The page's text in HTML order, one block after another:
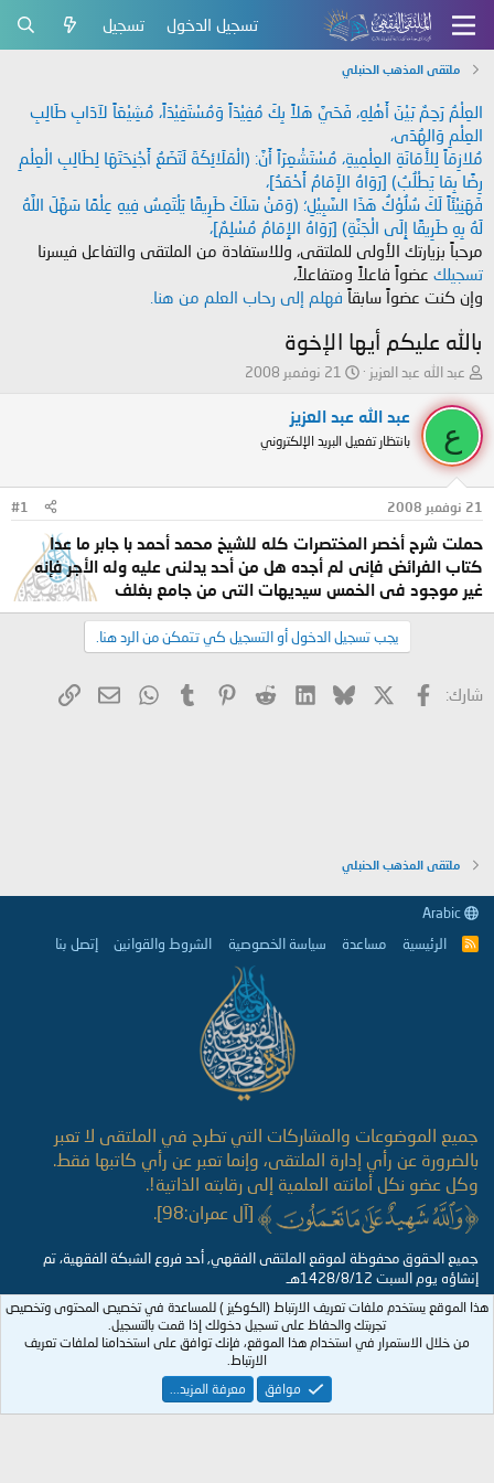
تسجيل الدخول تسجيل
ملتقى المذهب الحنبلي
العِلْمُ رَحِمٌ بَيْنَ أَهْلِهِ، فَحَيَّ هَلاً بِكَ مُفِيْدَاً وَمُسْتَفِيْدَاً، مُشِيْعَاً لآدَابِ طَالِبِ
العِلْمِ وَالهُدَى،
مُلازِمَاً لِلأَمَانَةِ العِلْمِيةِ، مُسْتَشْعِرَاً أَنَّ: (الْمَلَائِكَةَ لَتَضَعُ أَجْنِحَتَهَا لِطَالِبِ الْعِلْمِ
رِضًا بِمَا يَطْلُبُ) [رَوَاهُ الإَمَامُ أَحْمَدُ]،
فَهَنِيْئَاً لَكَ سُلُوْكُ هَذَا السَّبِيْلِ؛ (وَمَنْ سَلَكَ طَرِيقًا يَلْتَمِسُ فِيهِ عِلْمًا سَهَّلَ اللَّهُ
لَهُ بِهِ طَرِيقًا إِلَى الْجَنَّةِ) [رَوَاهُ الإِمَامُ مُسْلِمٌ]،
مرحباً بزيارتك الأولى للملتقى، وللاستفادة من الملتقى والتفاعل فيسرنا
تسجيلك عضواً فاعلاً ومتفاعلاً،
وإن كنت عضواً سابقاً فهلم إلى رحاب العلم من هنا.
بالله عليكم أيها الإخوة
ب
د
ئ
ل
م
و
و
ع
عبد الله عبد العزيز
ي
خ
ل
ء
21 نوفمبر 2008
ع
عبد الله عبد العزيز
بانتظار تفعيل البريد الإلكتروني
21 نوفمبر 2008 #1
حملت شرح أخصر المختصرات كله للشيخ محمد أحمد با جابر ما عدا
كتاب الفرائض فإنى لم أجده هل من أحد يدلنى عليه وله الأجر فإنه
غير موجود فى الخمس سيديهات التى من جامع بغلف
يجب تسجيل الدخول أو التسجيل كي تتمكن من الرد هنا.
شارك: فيسبوك Bluesky
LinkedIn
Reddit
Pinterest
Tumblr
WhatsApp
البريد
ملتقى المذهب الحنبلي
R
الرئيسية مساعدة سياسة الخصوصية الشروط والقوانين إتصل بنا
جميع الموضوعات والمشاركات التي تطرح في الملتقى لا تعبر
بالضرورة عن رأي إدارة الملتقى، وإنما تعبر عن رأي كاتبها فقط.
وكل عضو نكل أمانته العلمية إلى رقابته الذاتية!.
[آل عمران:98].
جميع الحقوق محفوظة لموقع الملتقى الفقهي, أحد فروع الشبكة الفقهية، تم
إنشاؤه يوم السبت 1428/8/12هـ
هذا الموقع يستخدم ملفات تعريف الارتباط (الكوكيز ) للمساعدة في تخصيص المحتوى وتخصيص
تجربتك والحفاظ على تسجيل دخولك إذا قمت بالتسجيل.
من خلال الاستمرار في استخدام هذا الموقع، فإنك توافق على استخدامنا لملفات تعريف
الارتباط.
موافق
معرفة المزيد...